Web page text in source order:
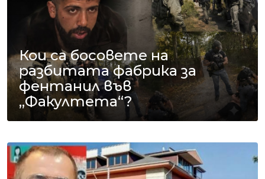
Кои са босовете на
разбитата фабрика за
фентанил във
„Факултета“?